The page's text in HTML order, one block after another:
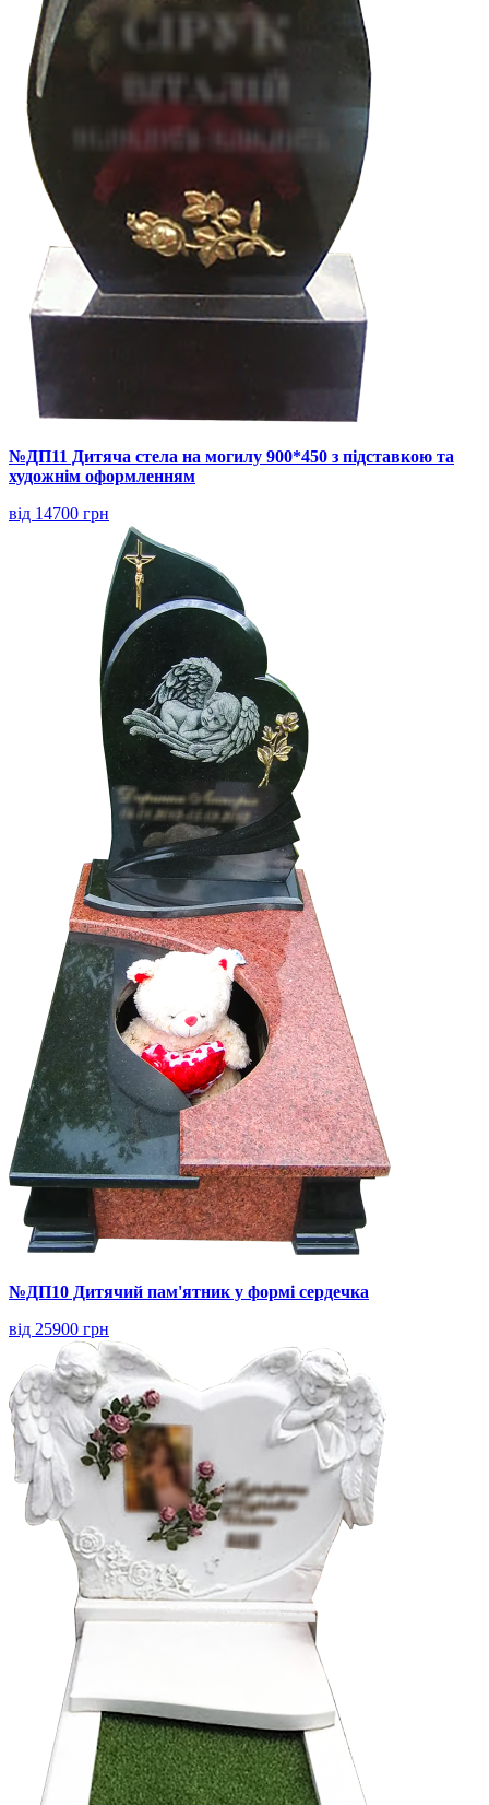
№ДП11 Дитяча стела на могилу 900*450 з підставкою та
художнім оформленням
від 14700 грн
№ДП10 Дитячий пам'ятник у формі сердечка
від 25900 грн